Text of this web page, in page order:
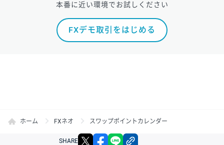
本番に近い環境でお試しください
FXデモ取引をはじめる
ホーム FXネオ スワップポイントカレンダー
SHARE X facebook